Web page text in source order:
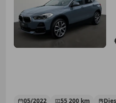
05/2022 55 200 km